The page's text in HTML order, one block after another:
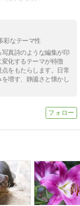
彩なテーマ性
真詩のような編集が印
化するテーマが特徴
をもたらします。日常
増す、静謐さと懐かし